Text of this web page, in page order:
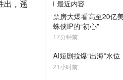
出，遥
最近内容
票房大爆看高至20亿
蛛侠IP的“初心”
17分钟前
AI短剧拉爆“出海”水
21小时前